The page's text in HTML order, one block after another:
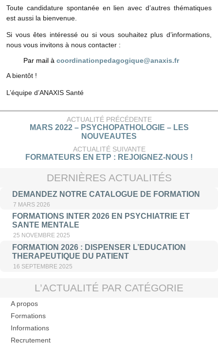
Toute candidature spontanée en lien avec d’autres thématiques
est aussi la bienvenue.
Si vous êtes intéressé ou si vous souhaitez plus d’informations,
nous vous invitons à nous contacter :
Par mail àcoordinationpedagogique@anaxis.fr
A bientôt !
L’équipe d’ANAXIS Santé
ACTUALITÉ PRÉCÉDENTE
MARS 2022 – PSYCHOPATHOLOGIE – LES
NOUVEAUTES
ACTUALITÉ SUIVANTE
FORMATEURS EN ETP : REJOIGNEZ-NOUS !
DERNIÈRES ACTUALITÉS
DEMANDEZ NOTRE CATALOGUE DE FORMATION
7 MARS 2026
FORMATIONS INTER 2026 EN PSYCHIATRIE ET
SANTE MENTALE
25 NOVEMBRE 2025
FORMATION 2026 : DISPENSER L’EDUCATION
THERAPEUTIQUE DU PATIENT
16 SEPTEMBRE 2025
L’ACTUALITÉ PAR CATÉGORIE
A propos
Formations
Informations
Recrutement